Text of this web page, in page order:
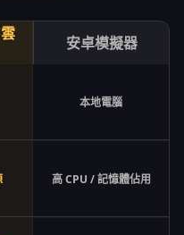
安卓模擬器
本地電腦
高 CPU / 記憶體佔用